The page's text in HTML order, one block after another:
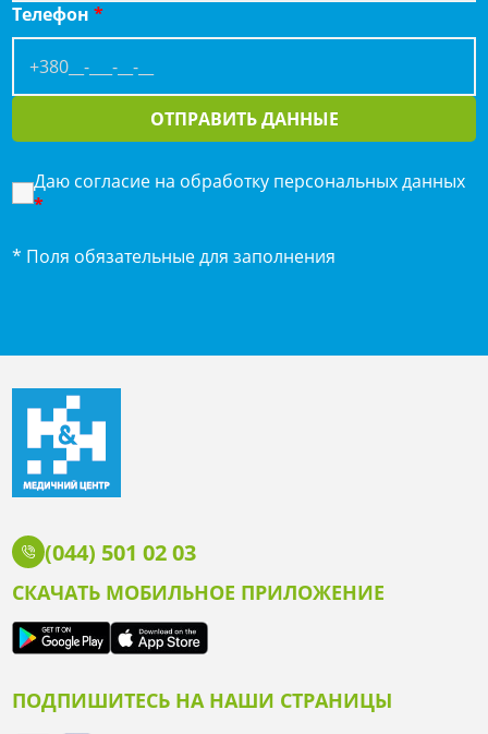
Телефон*
ОТПРАВИТЬ ДАННЫЕ
Даю согласие на обработку персональных данных
*
* Поля обязательные для заполнения
(044) 501 02 03
СКАЧАТЬ МОБИЛЬНОЕ ПРИЛОЖЕНИЕ
ПОДПИШИТЕСЬ НА НАШИ СТРАНИЦЫ